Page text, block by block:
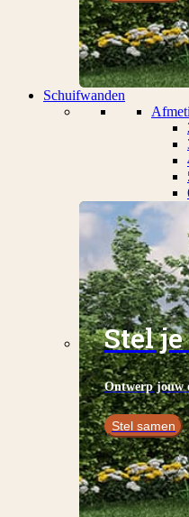
Schuifwanden
Stel
Ontwerp jouw
Stel samen